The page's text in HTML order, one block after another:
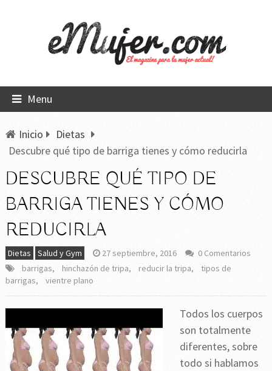
Menu
Inicio
Dietas
Descubre qué tipo de barriga tienes y cómo reducirla
DESCUBRE QUÉ TIPO DE
BARRIGA TIENES Y CÓMO
REDUCIRLA
Dietas Salud y Gym 27 septiembre, 2016
0 Comentarios
barrigas, hinchazón de tripa, reducir la tripa,
tipos de
barrigas, vientre plano
Todos los cuerpos
son totalmente
diferentes, sobre
todo si hablamos